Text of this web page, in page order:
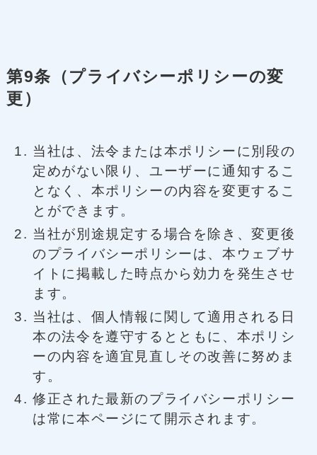
第9条（プライバシーポリシーの変
更）
当社は、法令または本ポリシーに別段の
定めがない限り、ユーザーに通知するこ
となく、本ポリシーの内容を変更するこ
とができます。
当社が別途規定する場合を除き、変更後
のプライバシーポリシーは、本ウェブサ
イトに掲載した時点から効力を発生させ
ます。
当社は、個人情報に関して適用される日
本の法令を遵守するとともに、本ポリシ
ーの内容を適宜見直しその改善に努めま
す。
修正された最新のプライバシーポリシー
は常に本ページにて開示されます。